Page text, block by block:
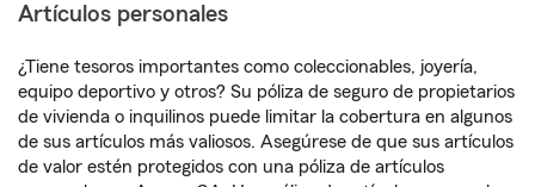
Artículos personales
¿Tiene tesoros importantes como coleccionables, joyería,
equipo deportivo y otros? Su póliza de seguro de propietarios
de vivienda o inquilinos puede limitar la cobertura en algunos
de sus artículos más valiosos. Asegúrese de que sus artículos
de valor estén protegidos con una póliza de artículos